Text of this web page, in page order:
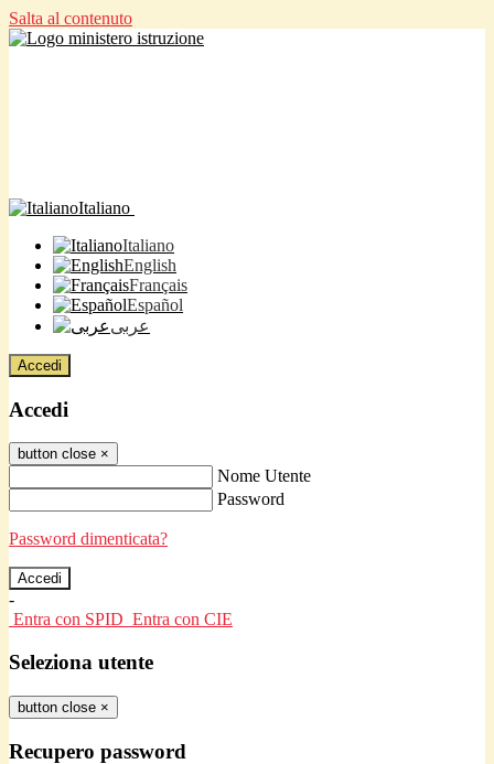
Salta al contenuto
Italiano
Italiano
English
Français
Español
عربى
Accedi
Accedi
button close ×
Nome Utente
Password
Password dimenticata?
-
Entra con SPID Entra con CIE
Seleziona utente
button close ×
Recupero password